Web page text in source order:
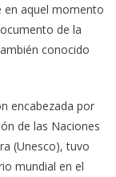
en aquel momento
de la
conocido
encabezada por
de las Naciones
(Unesco), tuvo
mundial en el